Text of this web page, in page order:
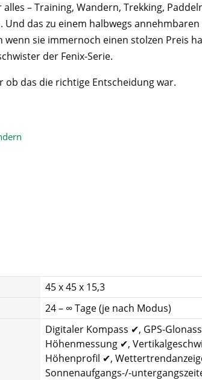
– Training, Wandern, Trekking,
Und das zu einem halbwegs
wenn sie immernoch einen stolzen Preis
der Fenix-Serie.
das die richtige Entscheidung war.
45 x 45 x 15,3
24 – ∞ Tage (je nach Modus)
Digitaler Kompass ✔, GPS-
Höhenmessung ✔,
Höhenprofil ✔,
Sonnenaufgangs-/-